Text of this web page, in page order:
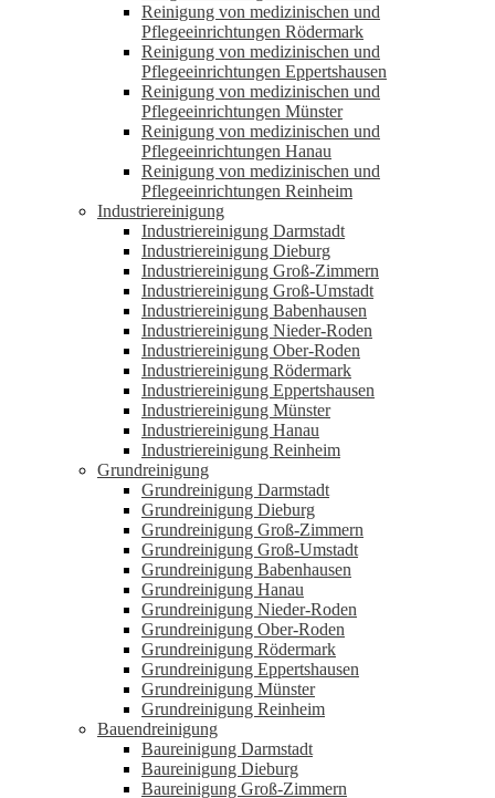
Reinigung von medizinischen und
Pflegeeinrichtungen Rödermark
Reinigung von medizinischen und
Pflegeeinrichtungen Eppertshausen
Reinigung von medizinischen und
Pflegeeinrichtungen Münster
Reinigung von medizinischen und
Pflegeeinrichtungen Hanau
Reinigung von medizinischen und
Pflegeeinrichtungen Reinheim
Industriereinigung
Industriereinigung Darmstadt
Industriereinigung Dieburg
Industriereinigung Groß-Zimmern
Industriereinigung Groß-Umstadt
Industriereinigung Babenhausen
Industriereinigung Nieder-Roden
Industriereinigung Ober-Roden
Industriereinigung Rödermark
Industriereinigung Eppertshausen
Industriereinigung Münster
Industriereinigung Hanau
Industriereinigung Reinheim
Grundreinigung
Grundreinigung Darmstadt
Grundreinigung Dieburg
Grundreinigung Groß-Zimmern
Grundreinigung Groß-Umstadt
Grundreinigung Babenhausen
Grundreinigung Hanau
Grundreinigung Nieder-Roden
Grundreinigung Ober-Roden
Grundreinigung Rödermark
Grundreinigung Eppertshausen
Grundreinigung Münster
Grundreinigung Reinheim
Bauendreinigung
Baureinigung Darmstadt
Baureinigung Dieburg
Baureinigung Groß-Zimmern